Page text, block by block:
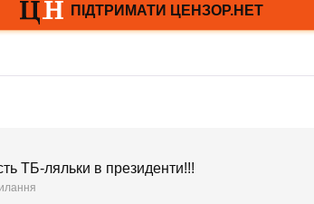
ТБ-ляльки в президенти!!!